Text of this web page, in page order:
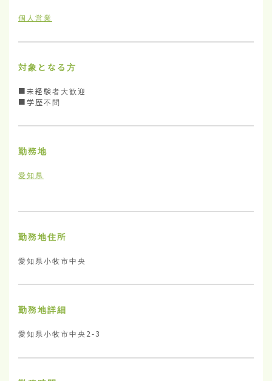
個人営業
対象となる方
■未経験者大歓迎
■学歴不問
勤務地
愛知県
勤務地住所
愛知県小牧市中央
勤務地詳細
愛知県小牧市中央2-3